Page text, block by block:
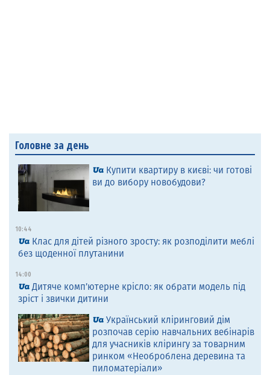
Головне за день
Купити квартиру в києві: чи готові
ви до вибору новобудови?
10:44
Клас для дітей різного зросту: як розподілити меблі
без щоденної плутанини
14:00
Дитяче комп’ютерне крісло: як обрати модель під
зріст і звички дитини
Український кліринговий дім
розпочав серію навчальних вебінарів
для учасників клірингу за товарним
ринком «Необроблена деревина та
пиломатеріали»